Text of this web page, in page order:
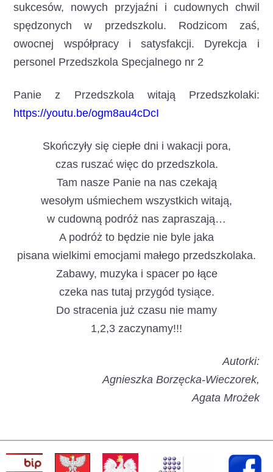
sukcesów, nowych przyjaźni i cudownych chwil
spędzonych w przedszkolu. Rodzicom zaś,
owocnej współpracy i satysfakcji. Dyrekcja i
personel Przedszkola Specjalnego nr 2
Panie z Przedszkola witają Przedszkolaki:
https://youtu.be/ogm8au4cDcI
Skończyły się ciepłe dni i wakacji pora,
czas ruszać więc do przedszkola.
Tam nasze Panie na nas czekają
wesołym uśmiechem wszystkich witają,
w cudowną podróż nas zapraszają…
A podróż to będzie nie byle jaka
pisana wielkimi emocjami małego przedszkolaka.
Zabawy, muzyka i spacer po łące
czeka nas tutaj przygód tysiące.
Do stracenia już czasu nie mamy
1,2,3 zaczynamy!!!
Autorki:
Agnieszka Borzęcka-Wieczorek,
Agata Mrożek